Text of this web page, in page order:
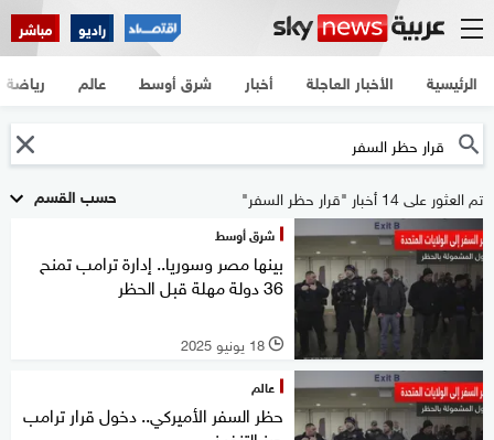
راديو مباشر
الرئيسية الأخبار العاجلة أخبار شرق أوسط عالم رياضة
حسب القسم تم العثور على 14 أخبار "قرار حظر السفر"
شرق أوسط
بينها مصر وسوريا.. إدارة ترامب تمنح
36 دولة مهلة قبل الحظر
l 18 يونيو 2025
عالم
حظر السفر الأميركي.. دخول قرار ترامب